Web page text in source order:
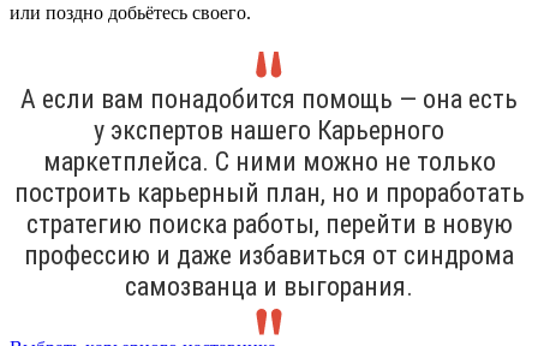
или поздно добьётесь своего.
А если вам понадобится помощь — она есть
у экспертов нашего Карьерного
маркетплейса. С ними можно не только
построить карьерный план, но и проработать
стратегию поиска работы, перейти в новую
профессию и даже избавиться от синдрома
самозванца и выгорания.